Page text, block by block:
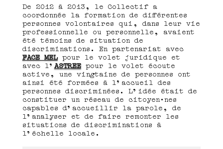
De 2012 à 2013, le Collectif a
coordonnée la formation de différentes
personnes volontaires qui, dans leur vie
professionnelle ou personnelle, avaient
été témoins de situation de
discriminations. En partenariat avec
FACE MELpour le volet juridique et
avec l’ASTRÉEpour le volet écoute
active, une vingtaine de personnes ont
ainsi été formées à l’accueil des
personnes discriminées. L’idée était de
constituer un réseau de citoyen·nes
capables d’accueillir la parole, de
l’analyser et de faire remonter les
situations de discriminations à
l’échelle locale.